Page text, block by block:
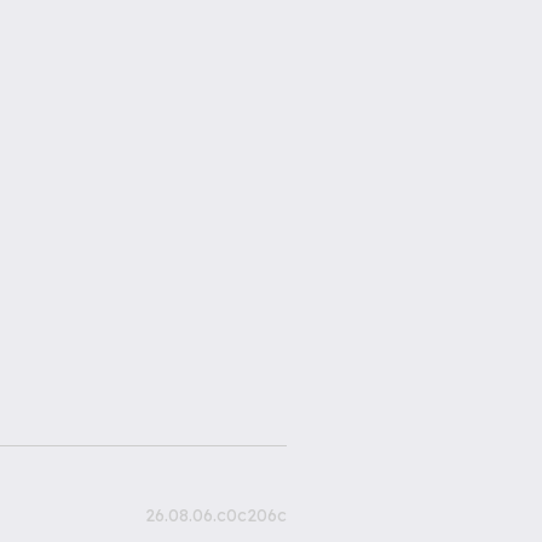
26.08.06.c0c206c